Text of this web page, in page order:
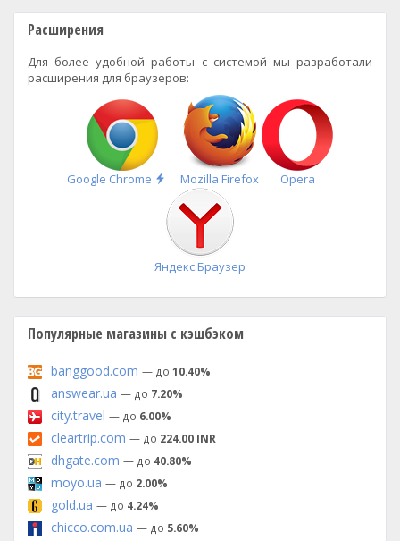
Расширения
Для более удобной работы с системой мы разработали
расширения для браузеров:
Google Chrome
Быстрая
установка
Mozilla Firefox Opera
Яндекс.Браузер
Популярные магазины с кэшбэком
banggood.com — до 10.40%
answear.ua — до 7.20%
city.travel — до 6.00%
cleartrip.com — до 224.00 INR
dhgate.com — до 40.80%
moyo.ua — до 2.00%
gold.ua — до 4.24%
chicco.com.ua — до 5.60%